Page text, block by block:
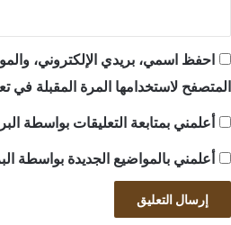
احفظ اسمي، بريدي الإلكتروني،
المتصفح لاستخدامها المرة المقبلة في
أعلمني بمتابعة التعليقات بواسطة
أعلمني بالمواضيع الجديدة بواسطة